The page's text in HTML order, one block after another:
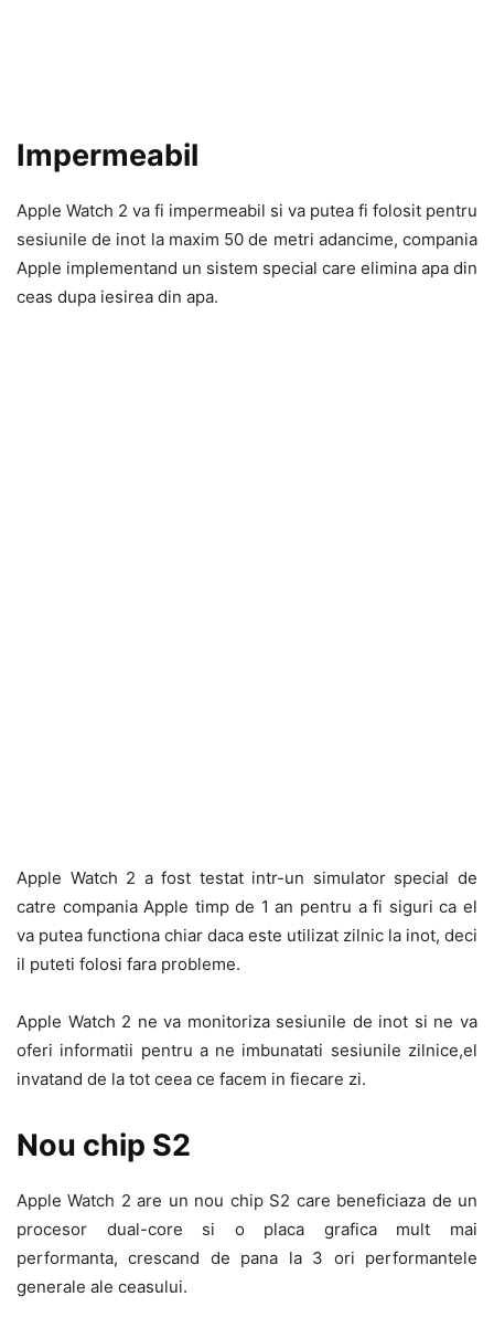
Impermeabil
Apple Watch 2 va fi impermeabil si va putea fi folosit pentru
sesiunile de inot la maxim 50 de metri adancime, compania
Apple implementand un sistem special care elimina apa din
ceas dupa iesirea din apa.
Apple Watch 2 a fost testat intr-un simulator special de
catre compania Apple timp de 1 an pentru a fi siguri ca el
va putea functiona chiar daca este utilizat zilnic la inot, deci
il puteti folosi fara probleme.
Apple Watch 2 ne va monitoriza sesiunile de inot si ne va
oferi informatii pentru a ne imbunatati sesiunile zilnice,el
invatand de la tot ceea ce facem in fiecare zi.
Nou chip S2
Apple Watch 2 are un nou chip S2 care beneficiaza de un
procesor dual-core si o placa grafica mult mai
performanta, crescand de pana la 3 ori performantele
generale ale ceasului.